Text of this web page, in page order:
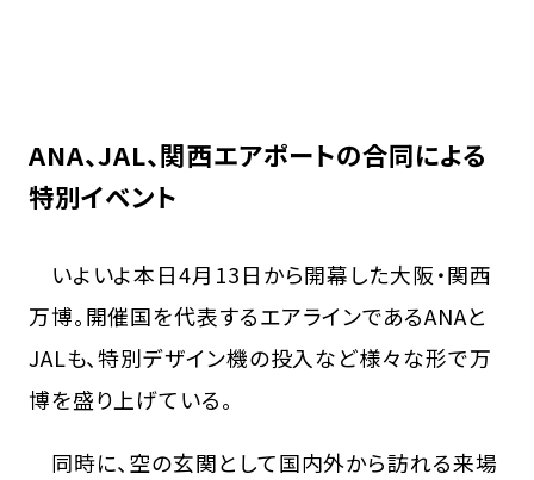
ANA、JAL、関西エアポートの合同による
特別イベント
いよいよ本日4月13日から開幕した大阪・関西
万博。開催国を代表するエアラインであるANAと
JALも、特別デザイン機の投入など様々な形で万
博を盛り上げている。
同時に、空の玄関として国内外から訪れる来場